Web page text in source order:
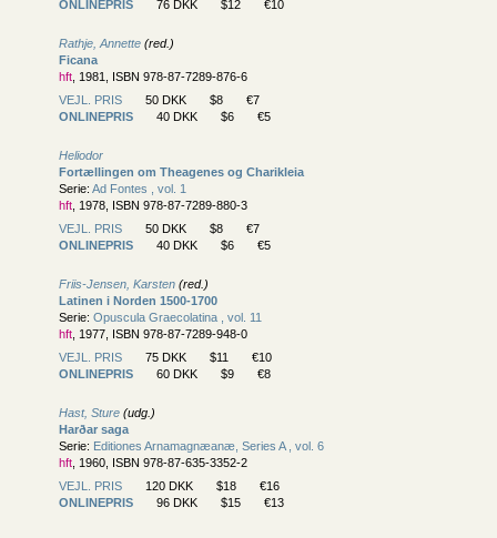
ONLINEPRIS
76 DKK $12 €10
Rathje, Annette (red.)
Ficana
hft , 1981, ISBN 978-87-7289-876-6
VEJL. PRIS
50 DKK $8
€7
ONLINEPRIS
40 DKK $6 €5
Heliodor
Fortællingen om Theagenes og Charikleia
Serie: Ad Fontes , vol. 1
hft , 1978, ISBN 978-87-7289-880-3
VEJL. PRIS
50 DKK $8
€7
ONLINEPRIS
40 DKK $6 €5
Friis-Jensen, Karsten (red.)
Latinen i Norden 1500-1700
Serie: Opuscula Graecolatina , vol. 11
hft , 1977, ISBN 978-87-7289-948-0
VEJL. PRIS
75 DKK $11
€10
ONLINEPRIS
60 DKK $9 €8
Hast, Sture (udg.)
Harðar saga
Serie: Editiones Arnamagnæanæ, Series A , vol. 6
hft , 1960, ISBN 978-87-635-3352-2
VEJL. PRIS
120 DKK $18
€16
ONLINEPRIS
96 DKK $15 €13